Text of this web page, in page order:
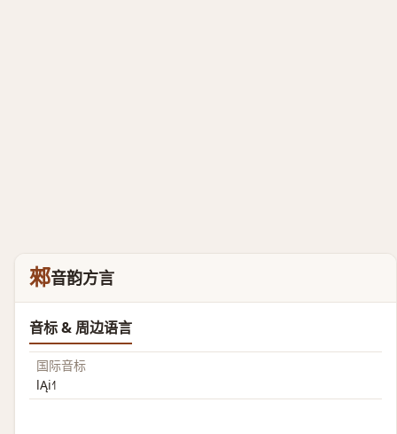
郲音韵方言
音标 & 周边语言
国际音标
lĄi˧˥